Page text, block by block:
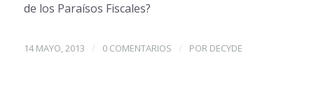
de los Paraísos Fiscales?
14 MAYO, 2013 / 0 COMENTARIOS / POR DECYDE